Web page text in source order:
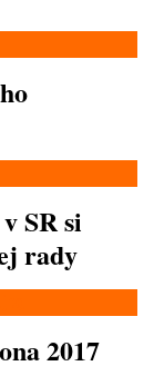
SR si
rady
2017